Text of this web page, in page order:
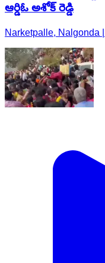
ఆర్డిఓ అశోక్ రెడ్డి
Narketpalle, Nalgonda